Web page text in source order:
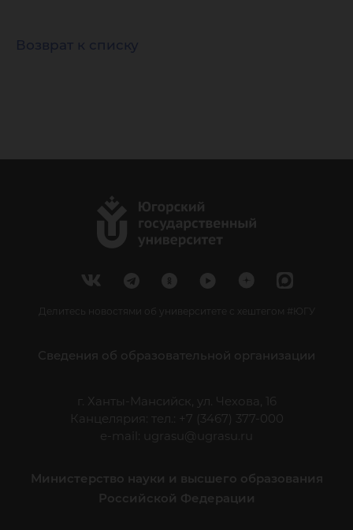
Возврат к списку
Делитесь новостями об университете с хештегом #ЮГУ
Сведения об образовательной организации
г. Ханты-Мансийск, ул. Чехова, 16
Канцелярия: тел.: +7 (3467) 377-000
e-mail:
ugrasu@ugrasu.ru
Министерство науки и высшего образования
Российской Федерации